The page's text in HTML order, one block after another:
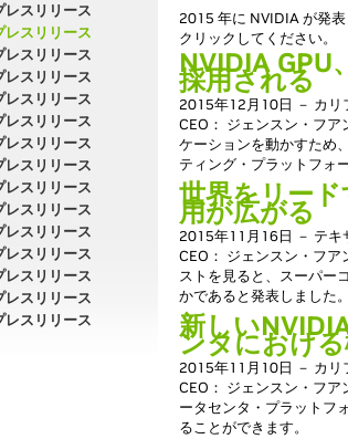
スリリース
スリリース
スリリース
スリリース
スリリース
スリリース
スリリース
スリリース
スリリース
スリリース
スリリース
スリリース
スリリース
スリリース
スリリース
2015 年に NVIDIA が発
クリックしてください。
NVIDIA GPU
採用される
2015年12月10日 － カリ
CEO： ジェンスン・フ
ケーションを動かすため
ティング・プラットフォ
世界をリー
用が広がる
2015年11月16日 － テキ
CEO： ジェンスン・フ
ストを見ると、スーパー
かであると発表しました。
新しい
ンタにおけ
2015年11月10日 － カリ
CEO： ジェンスン・フ
ータセンタ・プラットフ
ることができます。